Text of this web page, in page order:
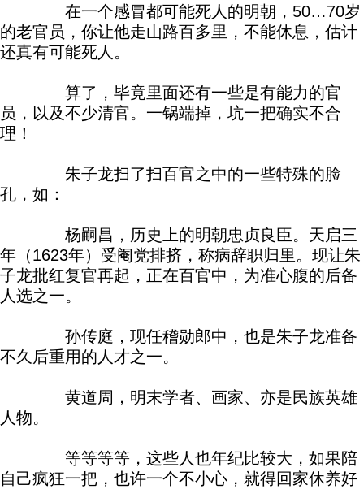
在一个感冒都可能死人的明朝，50…70岁
的老官员，你让他走山路百多里，不能休息，估计
还真有可能死人。
算了，毕竟里面还有一些是有能力的官
员，以及不少清官。一锅端掉，坑一把确实不合
理！
朱子龙扫了扫百官之中的一些特殊的脸
孔，如：
杨嗣昌，历史上的明朝忠贞良臣。天启三
年（1623年）受阉党排挤，称病辞职归里。现让朱
子龙批红复官再起，正在百官中，为准心腹的后备
人选之一。
孙传庭，现任稽勋郎中，也是朱子龙准备
不久后重用的人才之一。
黄道周，明末学者、画家、亦是民族英雄
人物。
等等等等，这些人也年纪比较大，如果陪
自己疯狂一把，也许一个不小心，就得回家休养好